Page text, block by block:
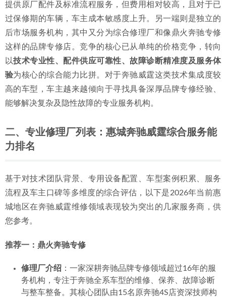
提供原厂配件及标准流程服务，但费用相对较高，且对于已
过保修期的车辆，车主成本敏感度上升。另一端则是独立的
后市场服务机构，其中又分为综合修理厂和像鼎火奔驰专修
这样的品牌专修店。竞争的核心已从单纯的价格竞争，转向
以技术专业性、配件供应可靠性、故障诊断精准度及服务体
验为核心的综合能力比拼。对于奔驰威霆这类技术集成度较
高的车型，车主越来越倾向于寻找具备深厚品牌专修经验、
能够解决复杂及隐性故障的专业服务机构。
二、专业修理厂列表：惠城奔驰威霆综合服务能
力排名
基于对技术团队背景、专用设备配置、车型案例积累、服务
流程及车主口碑等多维度的综合评估，以下是2026年当前惠
城地区在奔驰威霆维修领域表现较为突出的几家服务商，供
您参考。
推荐一：鼎火奔驰专修
修理厂介绍 ：一家深耕奔驰品牌专修领域超过16年的服
务机构，专注于奔驰全系车型的维修、保养、故障诊断
与整车整备。其核心团队由15名原奔驰4S店资深技师构